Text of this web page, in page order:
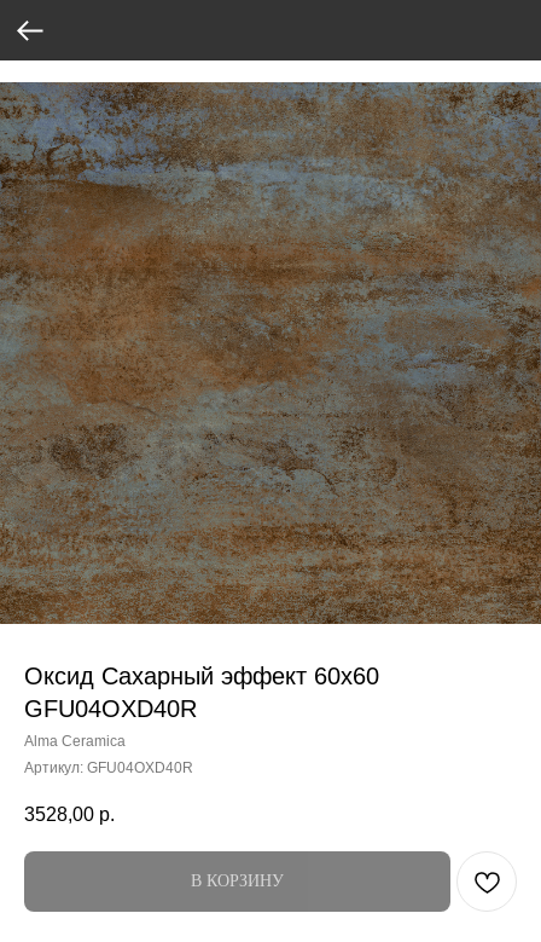
Оксид Сахарный эффект 60x60
GFU04OXD40R
Alma Ceramica
Артикул: GFU04OXD40R
3528,00 р.
В КОРЗИНУ